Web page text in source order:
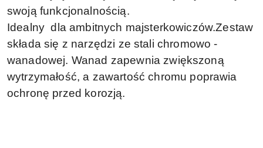
swoją funkcjonalnością.
Idealny dla ambitnych majsterkowiczów.Zestaw
składa się z narzędzi zestali chromowo -
wanadowej. Wanad zapewnia zwiększoną
wytrzymałość, a zawartość chromu poprawia
ochronę przed korozją.